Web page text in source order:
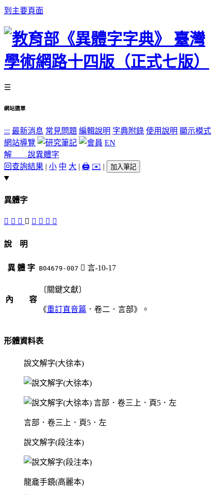
到主要頁面
☰
網站選單
::: 最新消息 常見問題 編輯說明 字典附錄 使用說明 顯示模式
網站導覽
EN
解 說異體字
回查詢結果 | 小 中 大 | 🖨️ ✉️ | 加入筆記
異體字
󸬔 𧩐 𧪹 󸬗 󸬕 𧫒 󸬖 𧬵
說 明
異 體 字 B04679-007 󸬗 言-10-17
內 容
〔關鍵文獻〕
《重訂直音篇 ．卷二．言部》。
形體資料表
說文解字(大徐本)
言部．卷三上．頁5．左
說文解字(段注本)
龍龕手鏡(高麗本)